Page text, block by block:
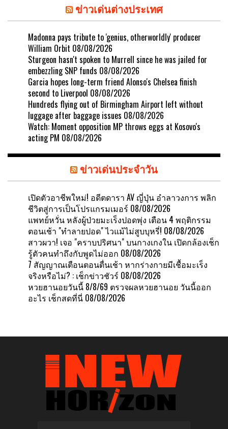
ข่าวเด่นต่างประเทศ
Madonna pays tribute to 'genius, otherworldly' producer
William Orbit 08/08/2026
Sturgeon hasn't spoken to Murrell since he was jailed for
embezzling SNP funds 08/08/2026
Garcia hopes long-term friend Alonso's Chelsea finish
second to Liverpool 08/08/2026
Hundreds flying out of Birmingham Airport left without
luggage after baggage issues 08/08/2026
Watch: Moment opposition MP throws eggs at Kosovo's
acting PM 08/08/2026
ข่าวเด่นประจำวัน
เปิดตัวอาชีพใหม่! อดีตดารา AV ญี่ปุ่น อำลาวงการ พลิก
ชีวิตสู่การเป็นโปรแกรมเมอร์ 08/08/2026
แพทย์หวั่น หลังผู้ป่วยมะเร็งปอดพุ่ง เตือน 4 พฤติกรรม
ตอนเช้า "ทำลายปอด" ไวแม้ไม่สูบบุหรี่! 08/08/2026
สาวผวา! เจอ "คราบปริศนา" บนกางเกงใน เปิดกล้องเช็ก
รู้ตัวคนทำถึงกับพูดไม่ออก 08/08/2026
7 สัญญาณเตือนตอนตื่นเช้า หากร่างกายมีเชื้อมะเร็ง
จริงหรือไม่? : เช็กข่าวชัวร์ 08/08/2026
หวยฮานอยวันนี้ 8/8/69 ตรวจผลหวยฮานอย วันนี้ออก
อะไร เช็กสดที่นี่ 08/08/2026